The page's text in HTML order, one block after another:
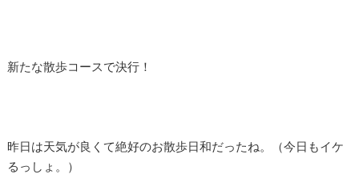
新たな散歩コースで決行！
昨日は天気が良くて絶好のお散歩日和だったね。（今日もイケ
るっしょ。）